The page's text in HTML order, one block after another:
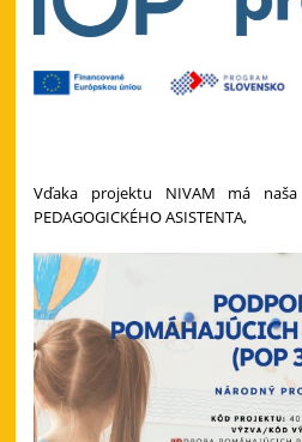
Vďaka projektu NIVAM má
PEDAGOGICKÉHO ASISTENTA,